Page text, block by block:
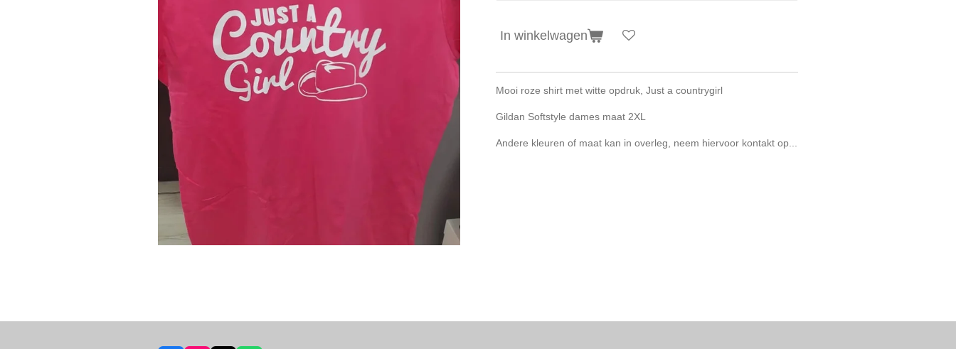
In winkelwagen
Mooi roze shirt met witte opdruk, Just a countrygirl
Gildan Softstyle dames maat 2XL
Andere kleuren of maat kan in overleg, neem hiervoor kontakt op...